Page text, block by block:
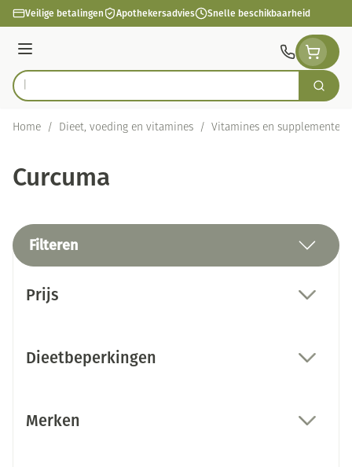
Ga naar de inhoud
Veilige betalingen Apothekersadvies Snelle beschikbaarheid
Menu
Product, merk, categorie... Zoek
Home / Dieet, voeding en vitamines / Vitamines en supplementen
Curcuma
Filteren
Prijs
Dieetbeperkingen
Merken